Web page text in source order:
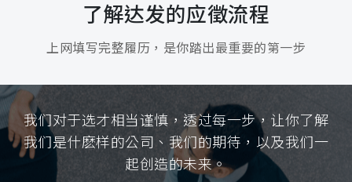
了解达发的应徵流程
上网填写完整履历，是你踏出最重要的第一步
我们对于选才相当谨慎，透过每一步，让你了解
我们是什麽样的公司、我们的期待，以及我们一
起创造的未来。